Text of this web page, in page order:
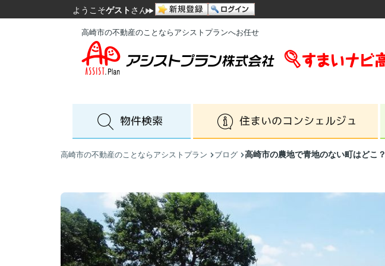
ようこそゲスト さん
高崎市の不動産のことならアシストプランへお任せ
高崎市の不動産のことならアシストプラン ブログ 高崎市の農地で青地のない町はどこ？